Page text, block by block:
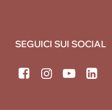
SEGUICI SUI SOCIAL